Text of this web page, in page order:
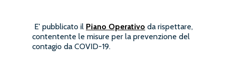
E' pubblicato il Piano Operativo da rispettare,
contentente le misure per la prevenzione del
contagio da COVID-19.